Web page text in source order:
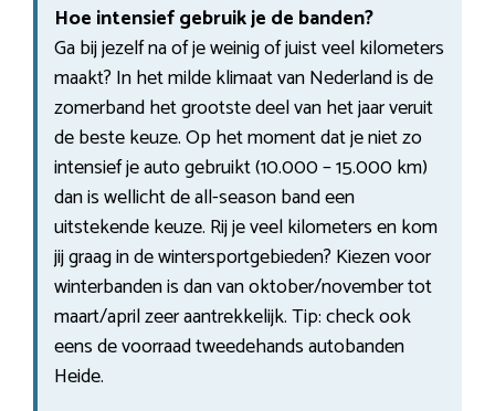
Hoe intensief gebruik je de banden?
Ga bij jezelf na of je weinig of juist veel kilometers
maakt? In het milde klimaat van Nederland is de
zomerband het grootste deel van het jaar veruit
de beste keuze. Op het moment dat je niet zo
intensief je auto gebruikt (10.000 – 15.000 km)
dan is wellicht de all-season band een
uitstekende keuze. Rij je veel kilometers en kom
jij graag in de wintersportgebieden? Kiezen voor
winterbanden is dan van oktober/november tot
maart/april zeer aantrekkelijk. Tip: check ook
eens de voorraad tweedehands autobanden
Heide.